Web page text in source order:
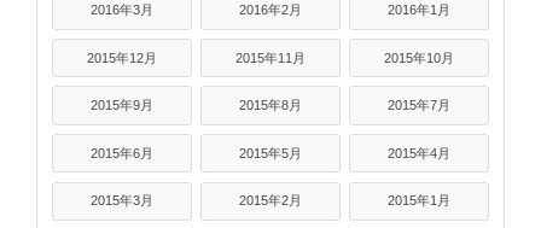
2016年3月 2016年2月 2016年1月
2015年12月 2015年11月 2015年10月
2015年9月 2015年8月 2015年7月
2015年6月 2015年5月 2015年4月
2015年3月 2015年2月 2015年1月